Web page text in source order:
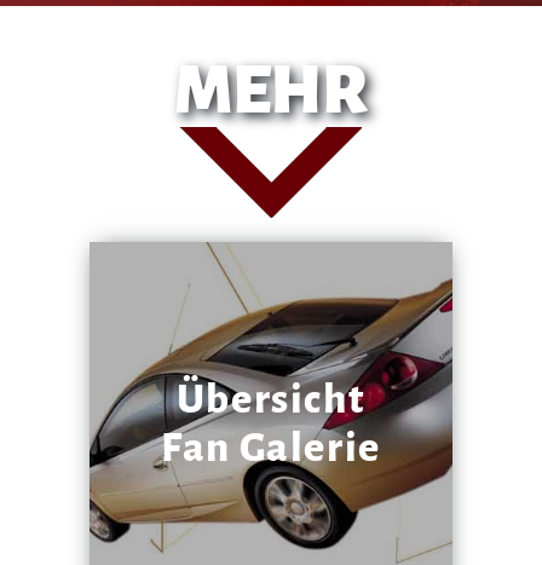
MEHR
Übersicht
Fan Galerie